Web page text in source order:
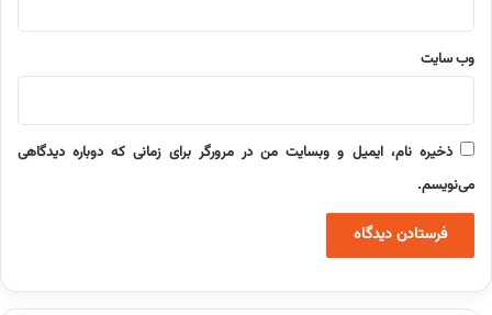
وب‌ سایت
ذخیره نام، ایمیل و وبسایت من در مرورگر برای زمانی که دوباره دیدگاهی
می‌نویسم.